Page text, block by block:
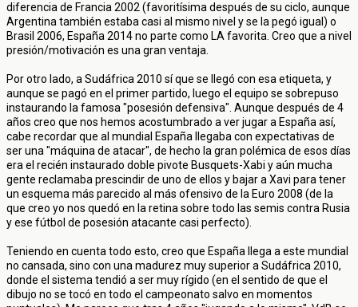
diferencia de Francia 2002 (favoritísima después de su ciclo, aunque
Argentina también estaba casi al mismo nivel y se la pegó igual) o
Brasil 2006, España 2014 no parte como LA favorita. Creo que a nivel
presión/motivación es una gran ventaja.
Por otro lado, a Sudáfrica 2010 sí que se llegó con esa etiqueta, y
aunque se pagó en el primer partido, luego el equipo se sobrepuso
instaurando la famosa "posesión defensiva". Aunque después de 4
años creo que nos hemos acostumbrado a ver jugar a España así,
cabe recordar que al mundial España llegaba con expectativas de
ser una "máquina de atacar", de hecho la gran polémica de esos días
era el recién instaurado doble pivote Busquets-Xabi y aún mucha
gente reclamaba prescindir de uno de ellos y bajar a Xavi para tener
un esquema más parecido al más ofensivo de la Euro 2008 (de la
que creo yo nos quedó en la retina sobre todo las semis contra Rusia
y ese fútbol de posesión atacante casi perfecto).
Teniendo en cuenta todo esto, creo que España llega a este mundial
no cansada, sino con una madurez muy superior a Sudáfrica 2010,
donde el sistema tendió a ser muy rígido (en el sentido de que el
dibujo no se tocó en todo el campeonato salvo en momentos